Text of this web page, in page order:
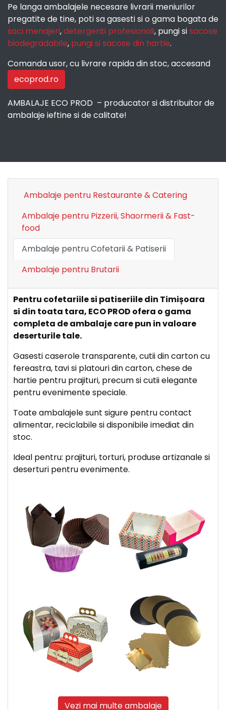
Pe langa ambalajele necesare livrarii meniurilor
pregatite de tine, poti sa gasesti si o gama bogata de
saci menajeri,detergenti profesionali, pungi sisacose
biodegradabile, pungi si sacose din hartie.
Comanda usor, cu livrare rapida din stoc, accesand
ecoprod.ro
AMBALAJE ECO PROD – producator si distribuitor de
ambalaje ieftine si de calitate!
Ambalaje pentru Restaurante & Catering
Ambalaje pentru Pizzerii, Shaormerii & Fast-
food
Ambalaje pentru Cofetarii & Patiserii
Ambalaje pentru Brutarii
Pentru cofetariile si patiseriile din Timișoara
si din toata tara, ECO PROD ofera o gama
completa de ambalaje care pun in valoare
deserturile tale.
Gasesti caserole transparente, cutii din carton cu
fereastra, tavi si platouri din carton, chese de
hartie pentru prajituri, precum si cutii elegante
pentru evenimente speciale.
Toate ambalajele sunt sigure pentru contact
alimentar, reciclabile si disponibile imediat din
stoc.
Ideal pentru: prajituri, torturi, produse artizanale si
deserturi pentru evenimente.
Vezi mai multe ambalaje